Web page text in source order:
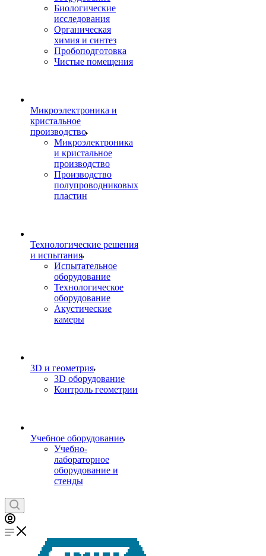
Биологические
исследования
Органическая
химия и синтез
Пробоподготовка
Чистые помещения
Микроэлектроника и
кристальное
производство
Микроэлектроника
и кристальное
производство
Производство
полупроводниковых
пластин
Технологические решения
и испытания
Испытательное
оборудование
Технологическое
оборудование
Акустические
камеры
3D и геометрия
3D оборудование
Контроль геометрии
Учебное оборудование
Учебно-
лабораторное
оборудование и
стенды